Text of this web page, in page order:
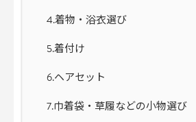
4.着物・浴衣選び
5.着付け
6.ヘアセット
7.巾着袋・草履などの小物選び